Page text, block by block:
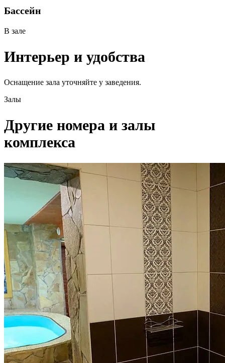
Бассейн
В зале
Интерьер и удобства
Оснащение зала уточняйте у заведения.
Залы
Другие номера и залы
комплекса